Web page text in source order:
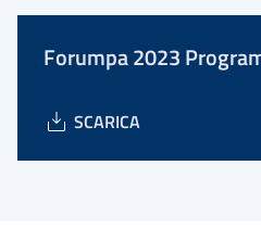
Forumpa 2023
SCARICA